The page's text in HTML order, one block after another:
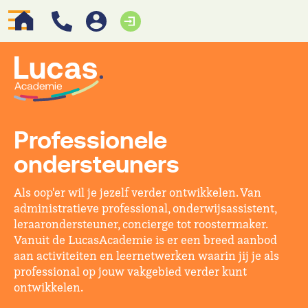
Professionele
ondersteuners
Als oop'er wil je jezelf verder ontwikkelen. Van
administratieve professional, onderwijsassistent,
leraarondersteuner, concierge tot roostermaker.
Vanuit de LucasAcademie is er een breed aanbod
aan activiteiten en leernetwerken waarin jij je als
professional op jouw vakgebied verder kunt
ontwikkelen.